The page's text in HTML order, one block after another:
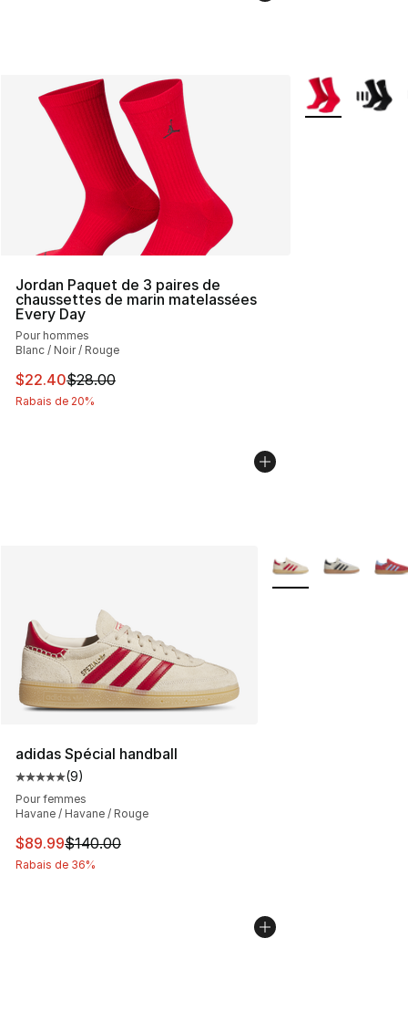
Jordan Paquet de 3 paires de
chaussettes de marin matelassées
Every Day
Pour hommes
Blanc / Noir / Rouge
Cet article est en solde. Le prix est passé de $28.00 à
$22.40$28.00
Rabais de 20%
Plus de
adidas Spécial handball
Cote moyenne du client - [5 sur 5 étoiles], 9
(9)
Pour femmes
Havane / Havane / Rouge
Cet article est en solde. Le prix est passé de $140.00 à
$89.99$140.00
Rabais de 36%
Plus de couleurs